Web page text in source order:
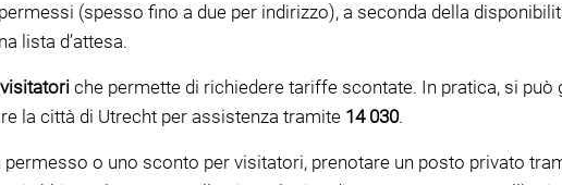
(spesso fino a due per indirizzo), a seconda della
lista d’attesa.
che permette di richiedere tariffe scontate. In pratica, si può
la città di Utrecht per assistenza tramite 14 030.
o uno sconto per visitatori, prenotare un posto privato